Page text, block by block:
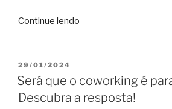
Continue lendo
trabalho
para
PUBLICADO
EM
29/01/2024
Será que o coworking é
Descubra a resposta!